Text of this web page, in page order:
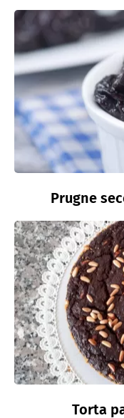
Prugne
Torta